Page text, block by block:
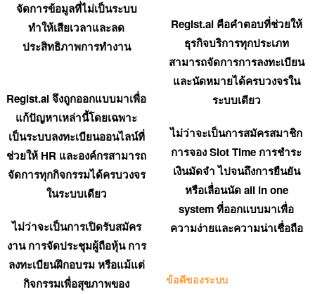
จัดการข้อมูลที่ไม่เป็นระบบ
ทำให้เสียเวลาและลด
ประสิทธิภาพการทำงาน
Regist.ai จึงถูกออกแบบมาเพื่อ
แก้ปัญหาเหล่านี้โดยเฉพาะ
เป็นระบบลงทะเบียนออนไลน์ที่
ช่วยให้ HR และองค์กรสามารถ
จัดการทุกกิจกรรมได้ครบวงจร
ในระบบเดียว
ไม่ว่าจะเป็นการเปิดรับสมัคร
งาน การจัดประชุมผู้ถือหุ้น การ
ลงทะเบียนฝึกอบรม หรือแม้แต่
กิจกรรมเพื่อสุขภาพของ
Regist.ai คือคำตอบที่ช่วยให้
ธุรกิจบริการทุกประเภท
สามารถจัดการการลงทะเบียน
และนัดหมายได้ครบวงจรใน
ระบบเดียว
ไม่ว่าจะเป็นการสมัครสมาชิก
การจอง Slot Time การชำระ
เงินมัดจำ ไปจนถึงการยืนยัน
หรือเลื่อนนัด all in one
systemที่ออกแบบมาเพื่อ
ความง่ายและความน่าเชื่อถือ
ข้อดีของระบบ